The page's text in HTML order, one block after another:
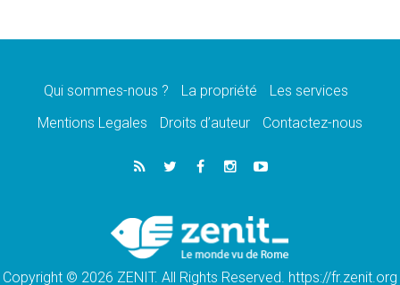
07.08.2026
07.08.2026
de l'Assomption et mémoire nationale
«La paix commence par l'empathie» estime
le cardinal Parolin
En Colombie, «la paix ne s'achète pas avec
une signature»
Qui sommes-nous ? La propriété
Les services
Mentions Legales
Droits d’auteur Contactez-nous
Copyright © 2026 ZENIT. All Rights Reserved. https://fr.zenit.org